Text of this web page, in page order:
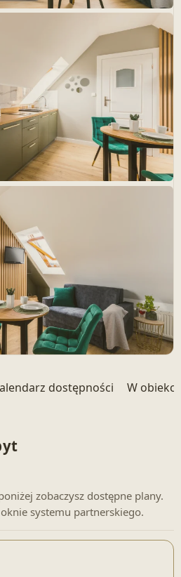
dostępności W
zobaczysz dostępne plany.
systemu partnerskiego.